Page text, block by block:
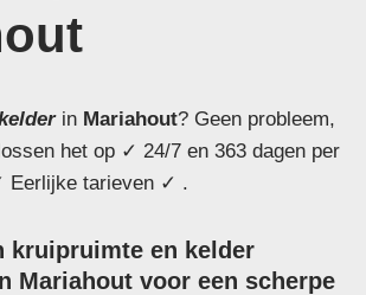
in Mariahout? Geen probleem,
het op ✓ 24/7 en 363 dagen per
Eerlijke tarieven ✓ .
kruipruimte en kelder
Mariahout voor een scherpe